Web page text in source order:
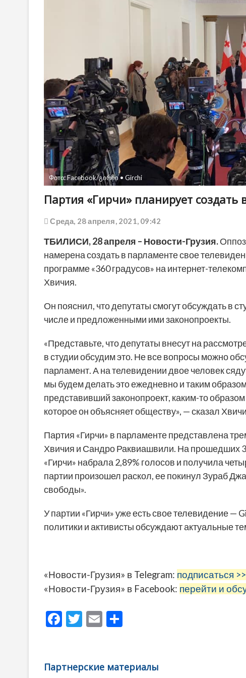
Фото: Facebook/გირჩი • Girchi
Партия «Гирчи» планирует
Среда, 28 апреля, 2021, 09:42
ТБИЛИСИ,28 апреля – Новости-Грузия.
намерена создать в парламенте свое
программе «360 градусов» на интернет-
Хвичия.
Он пояснил, что депутаты смогут обсуждать в
числе и предложенными ими законопроекты.
«Представьте, что депутаты внесут на
в студии обсудим это. Не все вопросы можно
парламент. А на телевидении двое человек
мы будем делать это ежедневно и таким
представивший законопроект, каким-то
которое он объясняет обществу», — сказал
Партия «Гирчи» в парламенте представлена
Хвичия и Сандро Раквиашвили. На прошедших
«Гирчи» набрала 2,89% голосов и получила
партии произошел раскол, ее покинул Зураб
свободы».
У партии «Гирчи» уже есть свое телевидение
политики и активисты обсуждают актуальные
«Новости-Грузия» в Telegram: подписаться
«Новости-Грузия» в Facebook: перейти и
F
b
T
er
E
l
а
Партнерские материалы